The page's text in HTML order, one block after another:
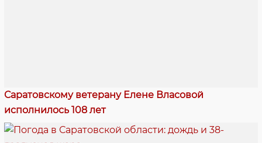
Саратовскому ветерану Елене Власовой
исполнилось 108 лет